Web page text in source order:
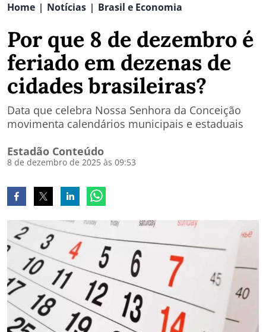
Home | Notícias | Brasil e Economia
Por que 8 de dezembro é
feriado em dezenas de
cidades brasileiras?
Data que celebra Nossa Senhora da Conceição
movimenta calendários municipais e estaduais
Estadão Conteúdo
8 de dezembro de 2025 às 09:53